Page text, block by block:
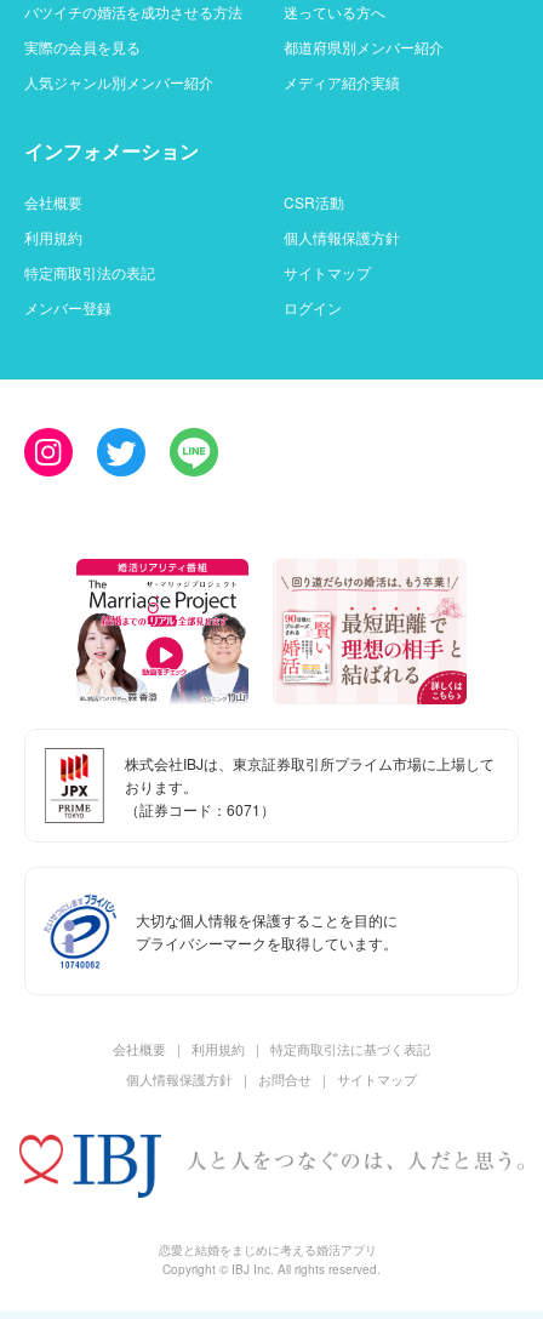
バツイチの婚活を成功させる方法
迷っている方へ
実際の会員を見る
都道府県別メンバー紹介
人気ジャンル別メンバー紹介
メディア紹介実績
インフォメーション
会社概要
CSR活動
利用規約
個人情報保護方針
特定商取引法の表記
サイトマップ
メンバー登録
ログイン
株式会社IBJは、東京証券取引所プライム市場に上場して
おります。
（証券コード：6071）
大切な個人情報を保護することを目的に
プライバシーマークを取得しています。
会社概要 利用規約
特定商取引法に基づく表記
個人情報保護方針
お問合せ サイトマップ
恋愛と結婚をまじめに考える婚活アプリ
Copyright © IBJ Inc. All rights reserved.